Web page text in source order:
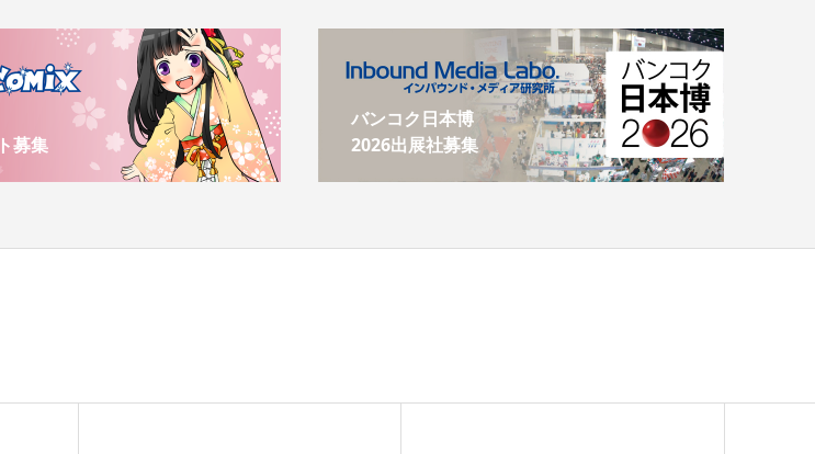
募集
バンコク日本博
2026出展社募集